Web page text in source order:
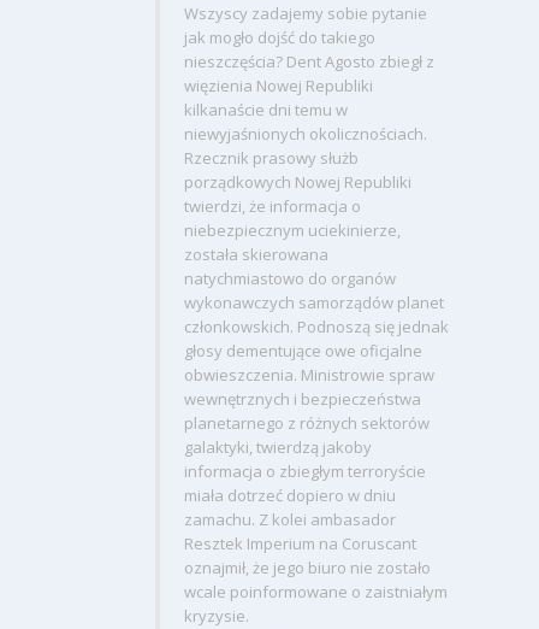
Wszyscy zadajemy sobie pytanie
jak mogło dojść do takiego
nieszczęścia? Dent Agosto zbiegł z
więzienia Nowej Republiki
kilkanaście dni temu w
niewyjaśnionych okolicznościach.
Rzecznik prasowy służb
porządkowych Nowej Republiki
twierdzi, że informacja o
niebezpiecznym uciekinierze,
została skierowana
natychmiastowo do organów
wykonawczych samorządów planet
członkowskich. Podnoszą się jednak
głosy dementujące owe oficjalne
obwieszczenia. Ministrowie spraw
wewnętrznych i bezpieczeństwa
planetarnego z różnych sektorów
galaktyki, twierdzą jakoby
informacja o zbiegłym terroryście
miała dotrzeć dopiero w dniu
zamachu. Z kolei ambasador
Resztek Imperium na Coruscant
oznajmił, że jego biuro nie zostało
wcale poinformowane o zaistniałym
kryzysie.